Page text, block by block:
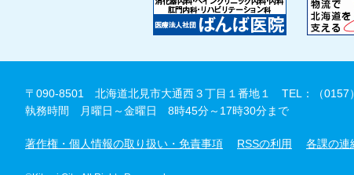
〒090-8501 北海道北見市大通西３丁目１番地１
TEL：（0157
執務時間 月曜日～金曜日 8時45分～17時30分まで
著作権・個人情報の取り扱い・免責事項 RSSの利用 各課の連